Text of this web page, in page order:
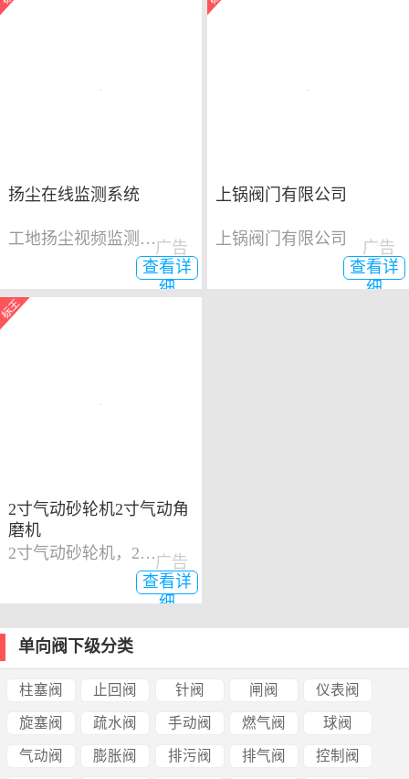
扬尘在线监测系统
工地扬尘视频监测系统
查看详
细
广告
上锅阀门有限公司
上锅阀门有限公司
查看详
细
广告
2寸气动砂轮机2寸气动角
磨机
2寸气动砂轮机，2寸气动角磨机
查看详
细
广告
单向阀下级分类
柱塞阀 止回阀 针阀 闸阀 仪表阀
旋塞阀 疏水阀 手动阀 燃气阀 球阀
气动阀 膨胀阀 排污阀 排气阀 控制阀